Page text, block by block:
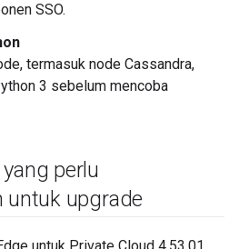
SSO.
termasuk node Cassandra,
3 sebelum mencoba
perlu
untuk upgrade